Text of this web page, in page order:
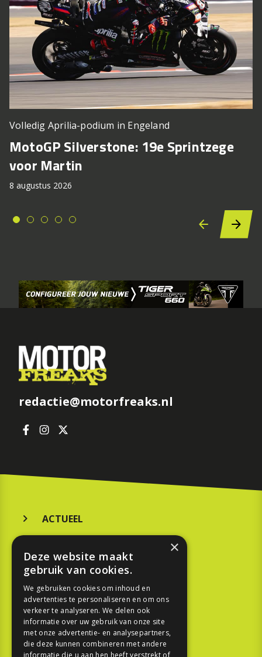
Volledig Aprilia-podium in Engeland
MotoGP Silverstone: 19e Sprintzege
voor Martin
8 augustus 2026
redactie@motorfreaks.nl
ACTUEEL
KOOPGIDS
TESTEN
SPORT
REPORTAGE
×
Deze website maakt
gebruik van cookies.
We gebruiken cookies om inhoud en
advertenties te personaliseren en om ons
verkeer te analyseren. We delen ook
informatie over uw gebruik van onze site
met onze advertentie- en analysepartners,
die deze kunnen combineren met andere
informatie die u aan hen heeft verstrekt of